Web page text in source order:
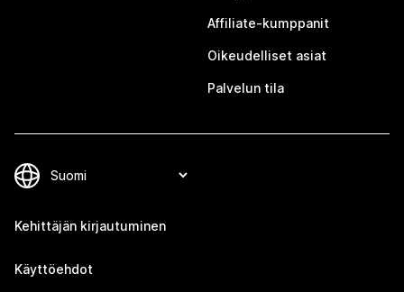
Affiliate-kumppanit
Oikeudelliset asiat
Palvelun tila
Kehittäjän kirjautuminen
Käyttöehdot